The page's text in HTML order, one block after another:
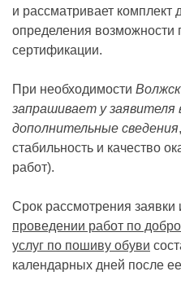
и рассматривает комплект
определения возможности
сертификации.
При необходимости
запрашивает у заявителя
дополнительные сведения
стабильность и качество
работ).
Срок рассмотрения заявки
проведении работ по
услуг по пошиву обуви
календарных дней после